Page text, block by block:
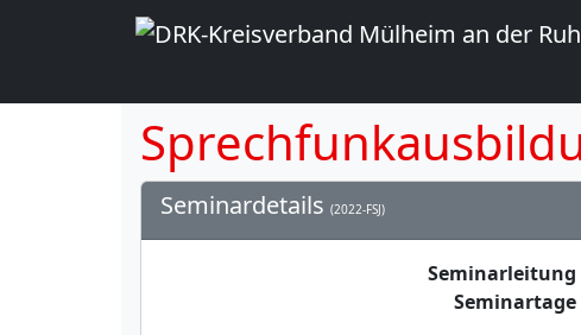
Seminardetails (2022-FSJ)
Seminarleitung
Seminartage